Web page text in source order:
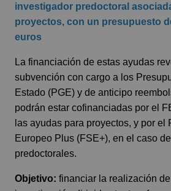
investigador predoctoral
proyectos, con un presupuesto
euros
La financiación de estas ayudas
subvención con cargo a los
Estado (PGE) y de anticipo
podrán estar cofinanciadas por el
las ayudas para proyectos, y por el
Europeo Plus (FSE+), en el caso
predoctorales.
Objetivo: financiar la realización